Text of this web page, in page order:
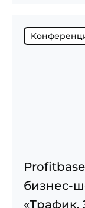
бизнес-
«Трафик.